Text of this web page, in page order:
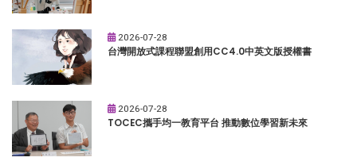
2026-07-28
台灣開放式課程聯盟創用CC4.0中英文版授權書
2026-07-28
TOCEC攜手均一教育平台 推動數位學習新未來